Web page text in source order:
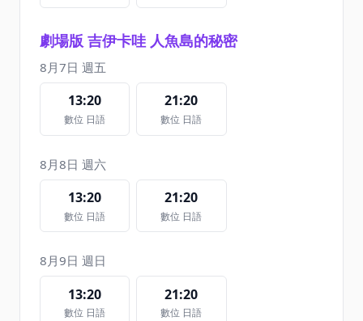
劇場版 吉伊卡哇 人魚島的秘密
8月7日 週五
13:20
數位 日語
21:20
數位 日語
8月8日 週六
13:20
數位 日語
21:20
數位 日語
8月9日 週日
13:20
數位 日語
21:20
數位 日語